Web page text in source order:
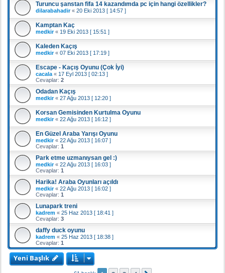
Turuncu şanstan fifa 14 kazandımda pc için hangi özellikler?
dilarabahadir« 20 Eki 2013 [ 14:57 ]
Kamptan Kaç
medkir« 19 Eki 2013 [ 15:51 ]
Kaleden Kaçış
medkir« 07 Eki 2013 [ 17:19 ]
Escape - Kaçış Oyunu (Çok İyi)
cacala « 17 Eyl 2013 [ 02:13 ]
Cevaplar: 2
Odadan Kaçış
medkir« 27 Ağu 2013 [ 12:20 ]
Korsan Gemisinden Kurtulma Oyunu
medkir« 22 Ağu 2013 [ 16:12 ]
En Güzel Araba Yarışı Oyunu
medkir« 22 Ağu 2013 [ 16:07 ]
Cevaplar: 1
Park etme uzmanıysan gel :)
medkir« 22 Ağu 2013 [ 16:03 ]
Cevaplar: 1
Harika! Araba Oyunları açıldı
medkir« 22 Ağu 2013 [ 16:02 ]
Cevaplar: 1
Lunapark treni
kadrem « 25 Haz 2013 [ 18:41 ]
Cevaplar: 3
daffy duck oyunu
kadrem « 25 Haz 2013 [ 18:38 ]
Cevaplar: 1
Yeni Başlık